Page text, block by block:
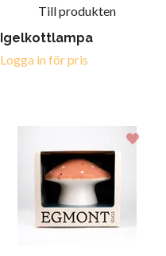
Till produkten
Igelkottlampa
Logga in för pris